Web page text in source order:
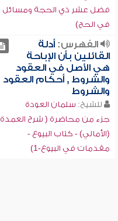
فضل عشر ذي الحجة ومسائل
في الحج)
الفهرس:أدلة
القائلين بأن الإباحة
هي الأصل في العقود
والشروط , أحكام العقود
والشروط
للشيخ: سلمان العودة
جزء من محاضرة ( شرح العمدة
(الأمالي) - كتاب البيوع -
مقدمات في البيوع-1)